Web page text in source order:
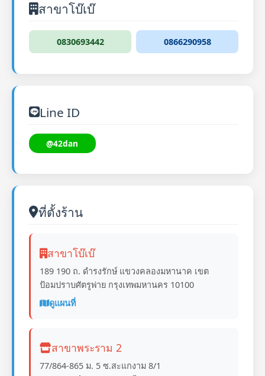
สาขาโบ๊เบ๊
0830693442 0866290958
Line ID
@42dan
ที่ตั้งร้าน
สาขาโบ๊เบ๊
189 190 ถ. ดำรงรักษ์ แขวงคลองมหานาค เขต
ป้อมปราบศัตรูพ่าย กรุงเทพมหานคร 10100
ดูแผนที่
สาขาพระราม 2
77/864-865 ม. 5 ซ.สะแกงาม 8/1